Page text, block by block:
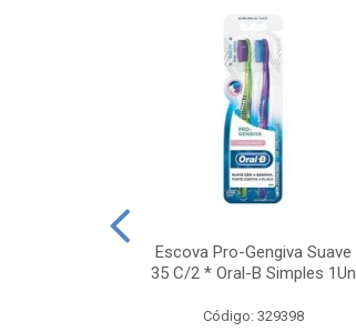
Escova Pro-Gengiva Suave
35 C/2 * Oral-B Simples 1Un
Código: 329398